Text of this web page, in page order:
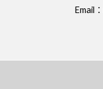
Email：